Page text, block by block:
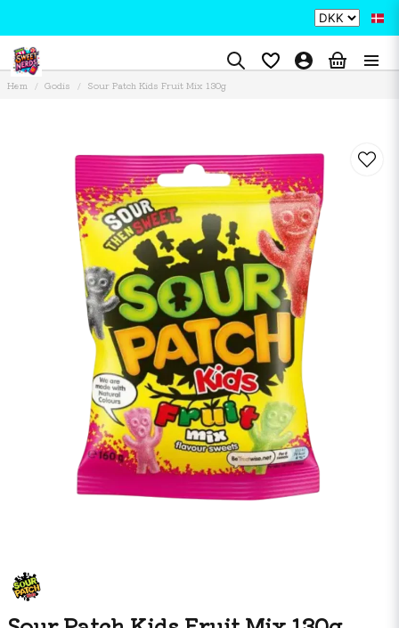
Hem Godis Sour Patch Kids Fruit Mix 130g